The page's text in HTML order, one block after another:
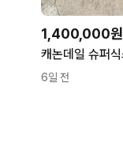
1,400,000원
6일 전